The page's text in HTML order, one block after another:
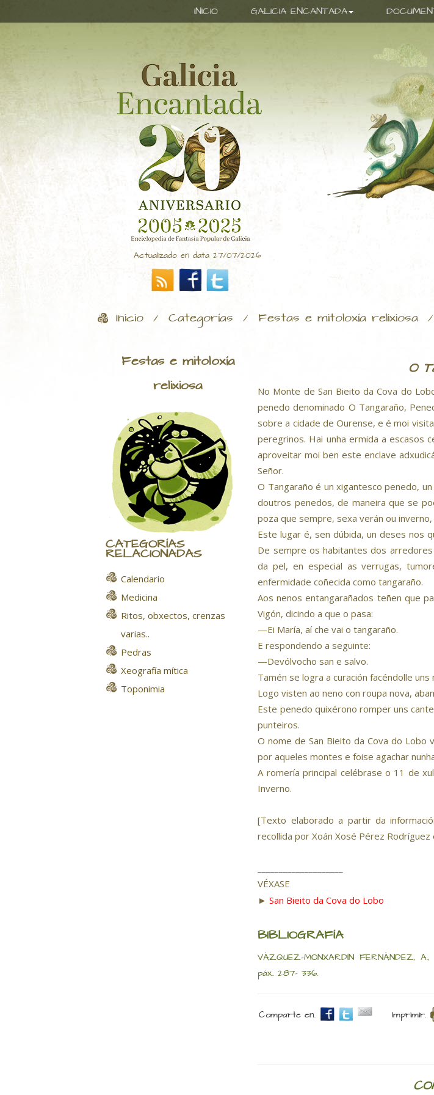
INICIO GALICIA ENCANTADA
Actualizado en data 27/07/2026
Inicio / Categorías / Festas e mitoloxía relixiosa
Festas e mitoloxía
relixiosa
CATEGORÍAS
RELACIONADAS
Calendario
Medicina
Ritos, obxectos, crenzas
varias..
Pedras
Xeografía mítica
Toponimia
O
No Monte de San Bieito da Cova do
penedo denominado O Tangaraño,
sobre a cidade de Ourense, e é moi
peregrinos. Hai unha ermida a escasos
aproveitar moi ben este enclave
Señor.
O Tangaraño é un xigantesco penedo,
doutros penedos, de maneira que se
poza que sempre, sexa verán ou
Este lugar é, sen dúbida, un deses nos
De sempre os habitantes dos
da pel, en especial as verrugas,
enfermidade coñecida como tangaraño.
Aos nenos entangarañados teñen que
Vigón, dicindo a que o pasa:
—Ei María, aí che vai o tangaraño.
E respondendo a seguinte:
—Devólvocho san e salvo.
Tamén se logra a curación facéndolle
Logo visten ao neno con roupa nova,
Este penedo quixérono romper uns
punteiros.
O nome de San Bieito da Cova do Lobo
por aqueles montes e foise agachar
A romería principal celébrase o 11 de
Inverno.
[Texto elaborado a partir da
recollida por Xoán Xosé Pérez
VÉXASE
►San Bieito da Cova do Lobo
BIBLIOGRAFÍA
VÁZQUEZ-MONXARDÍN FERNÁNDEZ,
páx.. 287- 336.
Comparte en. Imprimir.